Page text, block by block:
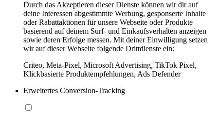
Durch das Akzeptieren dieser Dienste können wir dir auf
deine Interessen abgestimmte Werbung, gesponserte Inhalte
oder Rabattaktionen für unsere Webseite oder Produkte
basierend auf deinem Surf- und Einkaufsverhalten anzeigen
sowie deren Erfolge messen. Mit deiner Einwilligung setzen
wir auf dieser Webseite folgende Drittdienste ein:
Criteo, Meta-Pixel, Microsoft Advertising, TikTok Pixel,
Klickbasierte Produktempfehlungen, Ads Defender
Erweitertes Conversion-Tracking